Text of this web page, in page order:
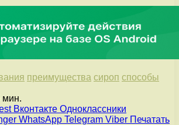
преимущества сироп способы
мин.
Вконтакте Одноклассники
WhatsApp Telegram Viber Печатать